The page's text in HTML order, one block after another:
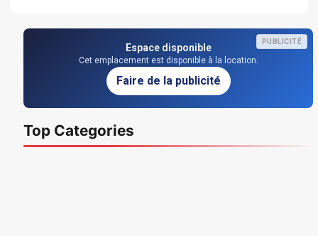
PUBLICITÉ
Espace disponible
Cet emplacement est disponible à la location.
Faire de la publicité
Top Categories